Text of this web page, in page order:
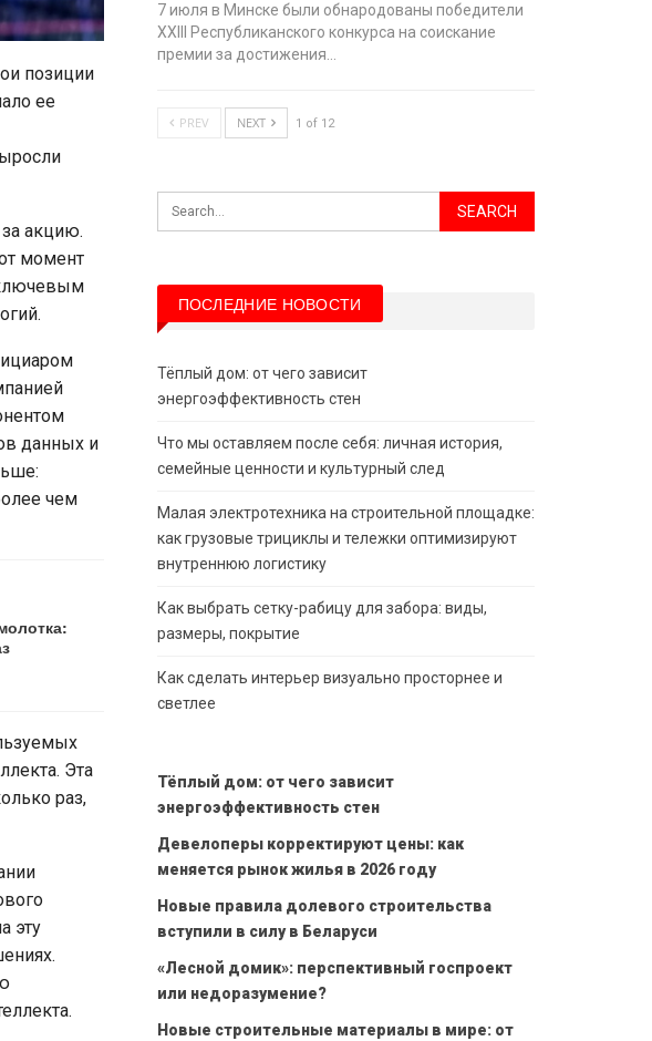
позиции
ее
акцию.
момент
ключевым
данных и
чем
Эта
раз,
эту
7 июля в Минске были обнародованы победители
XХIII Республиканского конкурса на соискание
премии за достижения…
PREV NEXT 1 of 12
ПОСЛЕДНИЕ НОВОСТИ
Тёплый дом: от чего зависит
энергоэффективность стен
Что мы оставляем после себя: личная история,
семейные ценности и культурный след
Малая электротехника на строительной площадке:
как грузовые трициклы и тележки оптимизируют
внутреннюю логистику
Как выбрать сетку-рабицу для забора: виды,
размеры, покрытие
Как сделать интерьер визуально просторнее и
светлее
Тёплый дом: от чего зависит
энергоэффективность стен
Девелоперы корректируют цены: как
меняется рынок жилья в 2026 году
Новые правила долевого строительства
вступили в силу в Беларуси
«Лесной домик»: перспективный госпроект
или недоразумение?
Новые строительные материалы в мире: от